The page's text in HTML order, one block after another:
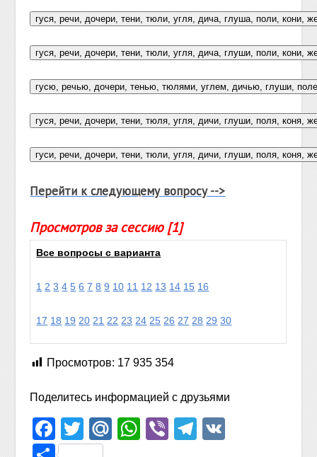
Перейти к следующему вопросу -->
Просмотров за сессию [1]
Все вопросы с варианта
1 2 3 4 5 6 7 8 9 10 11 12 13 14 15 16
17 18 19 20 21 22 23 24 25 26 27 28 29 30
Просмотров: 17 935 354
Поделитесь информацией с друзьями
Facebook
TwitterMail.Ru
WhatsApp
ViberTelegram